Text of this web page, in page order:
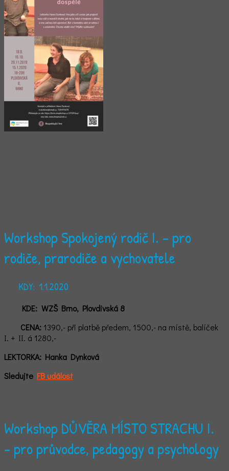
Workshop Spokojený rodič I. - pro
rodiče, prarodiče a vychovatele
KDY: 1.1.2020
KDE: WZŠ Brno, Plovdivská 8
CENA: 1390,- při platbě předem, 1500,- na místě, balíček
I. + II. á 1280,-
LEKTORKA: Hanka Dynková
Sledujte FB událost
Workshop DŮVĚRA MÍSTO STRACHU I.
- pro průvodce, pedagogy a psychology